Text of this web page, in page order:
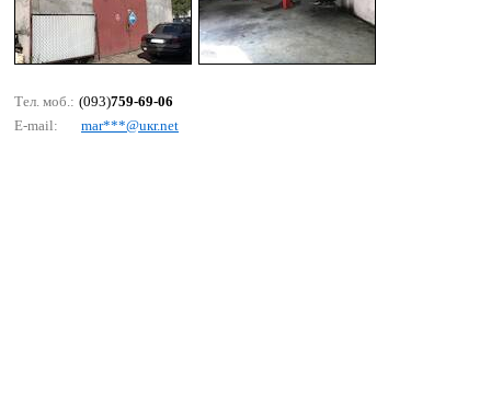
Тел. моб.: (093)759-69-06
E-mail:
mаr***@uкr.nеt